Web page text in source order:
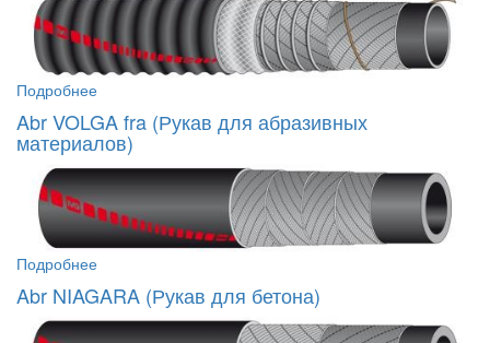
Подробнее
Abr VOLGA fra (Рукав для абразивных
материалов)
Подробнее
Abr NIAGARA (Рукав для бетона)